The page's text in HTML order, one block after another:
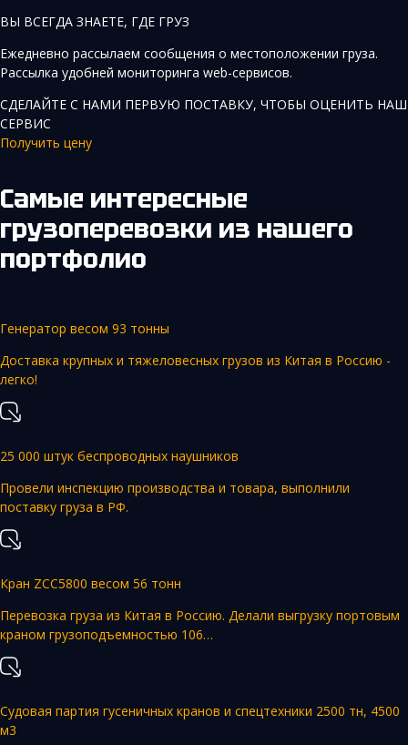
ВЫ ВСЕГДА ЗНАЕТЕ, ГДЕ ГРУЗ
Ежедневно рассылаем сообщения о местоположении груза.
Рассылка удобней мониторинга web-сервисов.
СДЕЛАЙТЕ С НАМИ ПЕРВУЮ ПОСТАВКУ, ЧТОБЫ ОЦЕНИТЬ НАШ
СЕРВИС
Получить цену
Самые интересные
грузоперевозки из нашего
портфолио
Генератор весом 93 тонны
Доставка крупных и тяжеловесных грузов из Китая в Россию -
легко!
25 000 штук беспроводных наушников
Провели инспекцию производства и товара, выполнили
поставку груза в РФ.
Кран ZCC5800 весом 56 тонн
Перевозка груза из Китая в Россию. Делали выгрузку портовым
краном грузоподъемностью 106…
Судовая партия гусеничных кранов и спецтехники 2500 тн, 4500
м3